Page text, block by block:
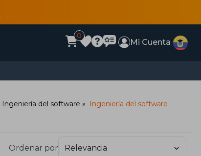
0
Mi Cuenta
Ingeniería del software
Ingeniería del software
Ordenar por